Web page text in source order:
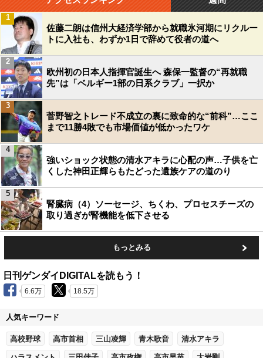
佐藤二朗は信州大経済学部から就職氷河期にリクルー
トに入社も、わずか1日で辞めて役者の道へ
1
欧州初の日本人指揮官誕生へ 森保一監督の“再就職
先”は「ベルギー1部の日系クラブ」一択か
2
菅野智之トレード不成立の裏に致命的な“前科”…ここ
まで11勝4敗でも市場価値が低かったワケ
3
強いショック状態の清水アキラに心配の声…子供を亡
くした神田正輝らもたどった遺族ケアの道のり
4
腎臓病（4）ソーセージ、ちくわ、プロセスチーズの
取り過ぎが腎機能を低下させる
5
もっとみる
日刊ゲンダイDIGITALを読もう！
6.6万 18.5万
人気キーワード
高校野球 高市首相 三山凌輝 青木歌音 清水アキラ